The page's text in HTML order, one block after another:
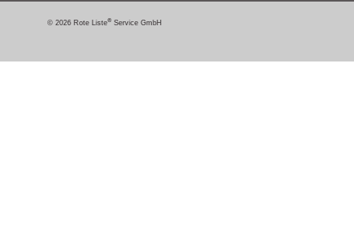
© 2026 Rote Liste® Service GmbH